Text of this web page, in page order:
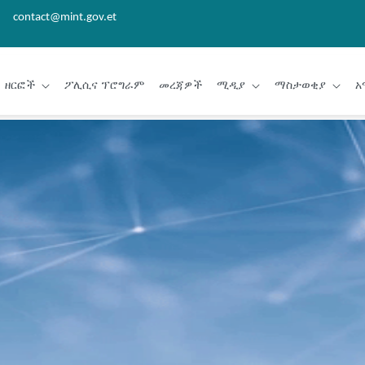
contact@mint.gov.et
ዘርፎች ፖሊሲና ፕሮግራም መረጃዎች ሚዲያ ማስታወቂያ